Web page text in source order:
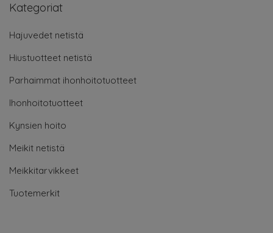
Kategoriat
Hajuvedet netistä
Hiustuotteet netistä
Parhaimmat ihonhoitotuotteet
Ihonhoitotuotteet
Kynsien hoito
Meikit netistä
Meikkitarvikkeet
Tuotemerkit